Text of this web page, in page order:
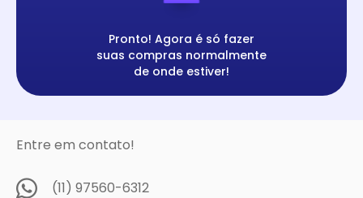
Pronto! Agora é só fazer
suas compras normalmente
de onde estiver!
Entre em contato!
(11) 97560-6312